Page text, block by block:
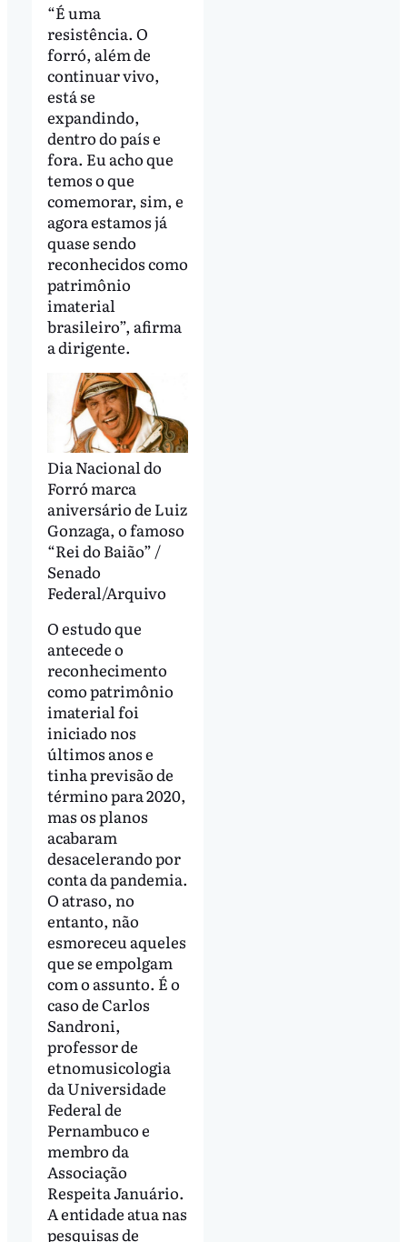
“É uma
resistência. O
forró, além de
continuar vivo,
está se
expandindo,
dentro do país e
fora. Eu acho que
temos o que
comemorar, sim, e
agora estamos já
quase sendo
reconhecidos como
patrimônio
imaterial
brasileiro”, afirma
a dirigente.
Dia Nacional do
Forró marca
aniversário de Luiz
Gonzaga, o famoso
“Rei do Baião” /
Senado
Federal/Arquivo
O estudo que
antecede o
reconhecimento
como patrimônio
imaterial foi
iniciado nos
últimos anos e
tinha previsão de
término para 2020,
mas os planos
acabaram
desacelerando por
conta da pandemia.
O atraso, no
entanto, não
esmoreceu aqueles
que se empolgam
com o assunto. É o
caso de Carlos
Sandroni,
professor de
etnomusicologia
da Universidade
Federal de
Pernambuco e
membro da
Associação
Respeita Januário.
A entidade atua nas
pesquisas de